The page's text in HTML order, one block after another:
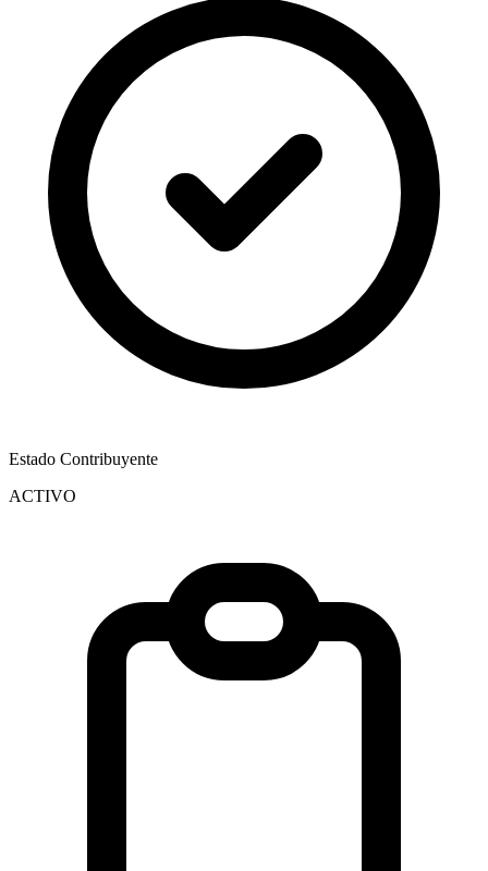
Estado Contribuyente
ACTIVO